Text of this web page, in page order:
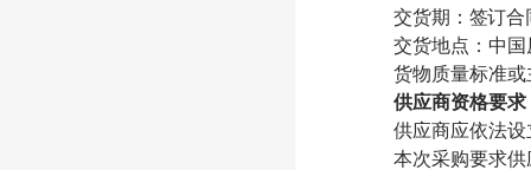
交货期： 签订合
交货地点：中
货物质量标准
供应商资格要求
供应商应依法
本次采购要求